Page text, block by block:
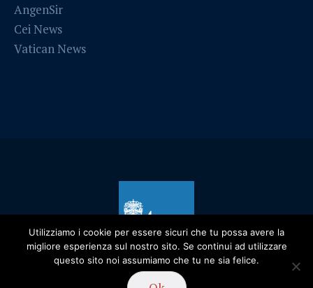
AngenSir
Cei News
Vatican News
Utilizziamo i cookie per essere sicuri che tu possa avere la
migliore esperienza sul nostro sito. Se continui ad utilizzare
questo sito noi assumiamo che tu ne sia felice.